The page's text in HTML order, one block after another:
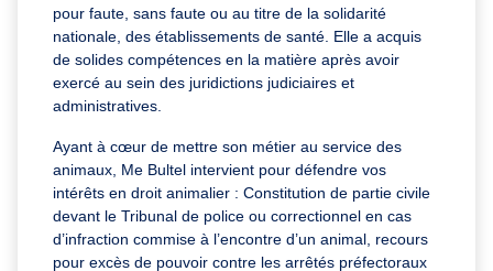
pour faute, sans faute ou au titre de la solidarité
nationale, des établissements de santé. Elle a acquis
de solides compétences en la matière après avoir
exercé au sein des juridictions judiciaires et
administratives.
Ayant à cœur de mettre son métier au service des
animaux, Me Bultel intervient pour défendre vos
intérêts en droit animalier : Constitution de partie civile
devant le Tribunal de police ou correctionnel en cas
d’infraction commise à l’encontre d’un animal, recours
pour excès de pouvoir contre les arrêtés préfectoraux